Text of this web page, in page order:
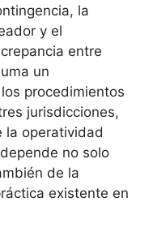
la
y el
entre
un
procedimientos
jurisdicciones,
la operatividad
no solo
de la
existente en